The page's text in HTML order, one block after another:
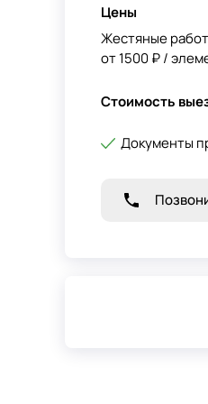
Цены
Жестяные
от 1500 ₽ /
Стоимость
Документы